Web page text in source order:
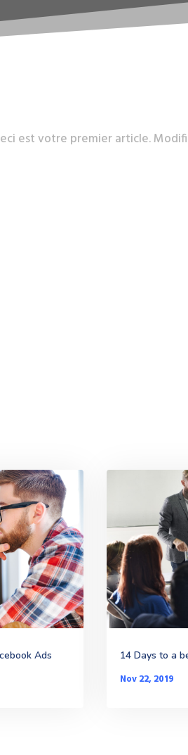
est votre premier article.
Ads 14 Days to a
Nov 22, 2019